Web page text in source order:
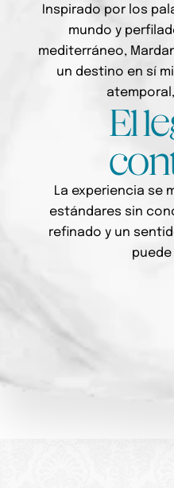
Inspirado por los
mundo y
mediterráneo,
un destino en sí
El
La experiencia se
estándares sin
refinado y un
puede